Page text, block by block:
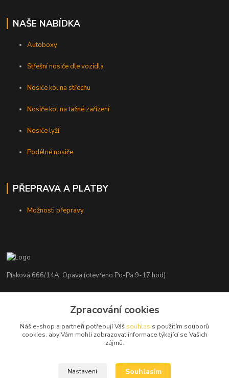
NAŠE NABÍDKA
Autoboxy
Střešní nosiče dle vozidla
Nosiče kol na střechu
Nosiče kol na tažné zařízení
Nosiče lyží
Podélné nosiče
PŘEPRAVA A PLATBY
Možnosti přepravy
Písková 666/14A, Opava (otevřeno Po-Pá 9-17 hod)
+420 776 839 986
info@nosice.com
Zpracování cookies
Náš e-shop a partneři potřebují Váš souhlas s použitím souborů
cookies, aby Vám mohli zobrazovat informace týkající se Vašich
zájmů.
Nastavení Souhlasím